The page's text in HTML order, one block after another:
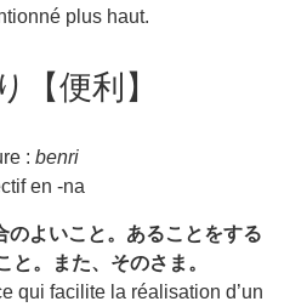
plus haut.
【便利】
: benri
en -na
のよいこと。あることをする
と。また、そのさま。
qui facilite la réalisation d’un